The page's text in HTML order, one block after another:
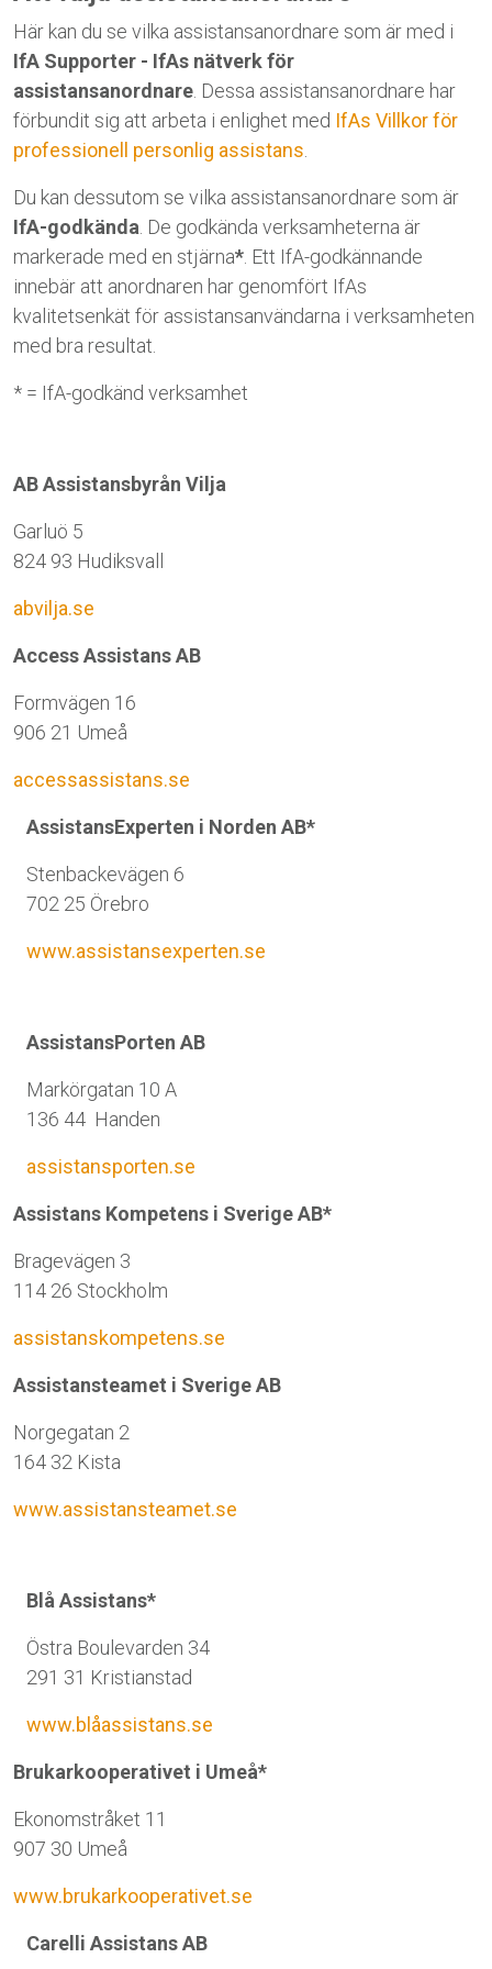
Här kan du se vilka assistansanordnare som är med i
IfA Supporter - IfAs nätverk för
assistansanordnare . Dessa assistansanordnare har
förbundit sig att arbeta i enlighet med IfAs Villkor för
professionell personlig assistans
Du kan dessutom se vilka assistansanordnare som är
IfA-godkända . De godkända verksamheterna är
markerade med en stjärna* . Ett IfA-godkännande
innebär att anordnaren har genomfört IfAs
kvalitetsenkät för assistansanvändarna i verksamheten
med bra resultat.
* = IfA-godkänd verksamhet
AB Assistansbyrån Vilja
Garluö 5
824 93 Hudiksvall
abvilja.se
Access Assistans AB
Formvägen 16
906 21 Umeå
accessassistans.se
AssistansExperten i Norden AB*
Stenbackevägen 6
702 25 Örebro
www.assistansexperten.se
AssistansPorten AB
Markörgatan 10 A
136 44 Handen
assistansporten.se
Assistans Kompetens i Sverige AB*
Bragevägen 3
114 26 Stockholm
assistanskompetens.se
Assistansteamet i Sverige AB
Norgegatan 2
164 32 Kista
www.assistansteamet.se
Blå Assistans*
Östra Boulevarden 34
291 31 Kristianstad
www.blåassistans.se
Brukarkooperativet i Umeå*
Ekonomstråket 11
907 30 Umeå
www.brukarkooperativet.se
Carelli Assistans AB